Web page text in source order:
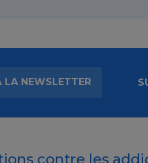
LA NEWSLETTER
contre les